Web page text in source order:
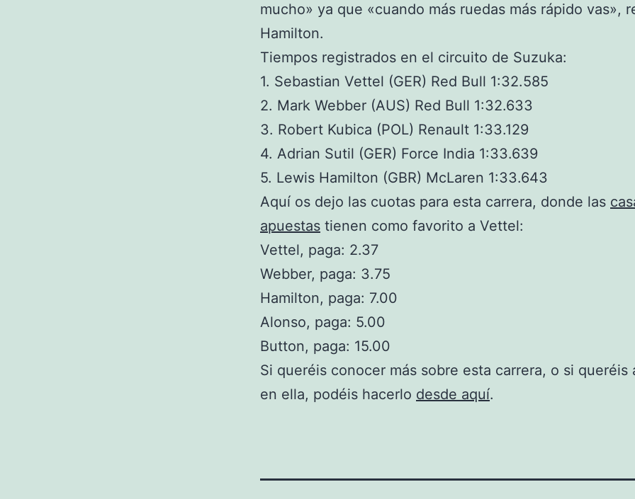
mucho» ya que «cuando más ruedas más rápido vas»,
Hamilton.
Tiempos registrados en el circuito de Suzuka:
1. Sebastian Vettel (GER) Red Bull 1:32.585
2. Mark Webber (AUS) Red Bull 1:32.633
3. Robert Kubica (POL) Renault 1:33.129
4. Adrian Sutil (GER) Force India 1:33.639
5. Lewis Hamilton (GBR) McLaren 1:33.643
Aquí os dejo las cuotas para esta carrera, donde las
apuestas tienen como favorito a Vettel:
Vettel, paga: 2.37
Webber, paga: 3.75
Hamilton, paga: 7.00
Alonso, paga: 5.00
Button, paga: 15.00
Si queréis conocer más sobre esta carrera, o si queréis
en ella, podéis hacerlo desde aquí.